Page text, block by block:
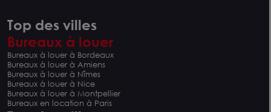
Top des villes
Bureaux à louer
Bureaux à louer à Bordeaux
Bureaux à louer à Amiens
Bureaux à louer à Nîmes
Bureaux à louer à Nice
Bureaux à louer à Montpellier
Bureaux en location à Paris